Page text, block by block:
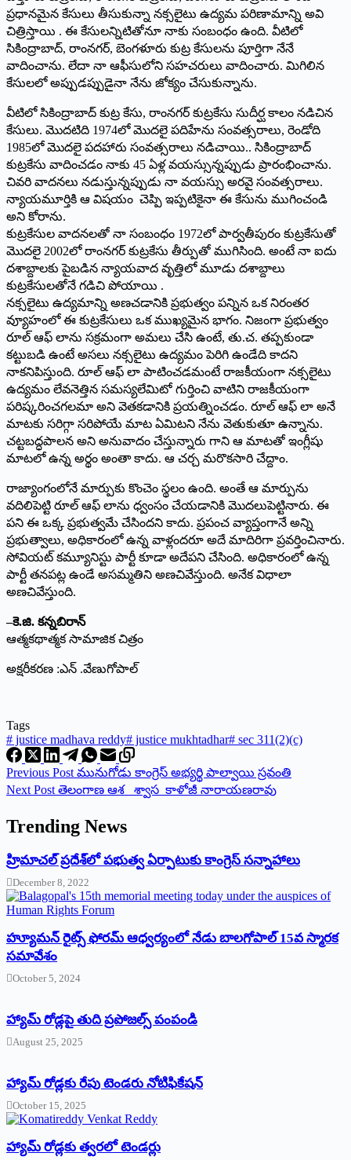
ప్రధానమైన కేసులు తీసుకున్నా నక్సలైటు ఉద్యమ పరిణామాన్ని అవి
చిత్రిస్తాయి ­. ఈ కేసులన్నిటితోనూ నాకు సంబంధం ఉంది. వీటిలో
సికింద్రాబాద్‌, రాంనగర్‌, బెంగళూరు కుట్ర కేసులను పూర్తిగా నేనే
వాదించాను. లేదా నా ఆఫీసులోని సహచరులు వాదించారు. మిగిలిన
కేసులలో అప్పుడప్పుడైనా నేను జోక్యం చేసుకున్నాను.
వీటిలో సికింద్రాబాద్‌ కుట్ర కేసు, రాంనగర్‌ కుట్రకేసు సుదీర్ఘ కాలం నడిచిన
కేసులు. మొ­దటిది 1974లో మొ­దలై పదిహేను సంవత్సరాలు, రెండోది
1985లో మొ­దలై పదహారు సంవత్సరాలు నడిచాయి.­. సికింద్రాబాద్‌
కుట్రకేసు వాదించడం నాకు 45 ఏళ్ల వయస్సున్నప్పుడు ప్రారంభించాను.
చివరి వాదనలు నడుస్తున్నప్పుడు నా వయస్సు అరవై సంవత్సరాలు.
న్యాయమూర్తికి ఆ విషయం చెప్పి ఇప్పటికైనా ఈ కేసును ముగించండి
అని కోరాను.
కుట్రకేసుల వాదనలతో నా సంబంధం 1972లో పార్వతీపురం కుట్రకేసుతో
మొదలై 2002లో రాంనగర్‌ కుట్రకేసు తీర్పుతో ము­గిసింది. అంటే నా ఐదు
దశాబ్దాలకు పైబడిన న్యాయవాద వృత్తిలో మూడు దశాబ్దాలు
కుట్రకేసులతోనే గడిచి పోయాయి ­.
నక్సలైటు ఉద్యమాన్ని అణచడానికి ప్రభుత్వం పన్నిన ఒక నిరంతర
వ్యూహంలో ఈ కుట్రకేసులు ఒక ము­ఖ్యమైన భాగం. నిజంగా ప్రభుత్వం
రూల్‌ ఆఫ్‌ లాను సక్రమంగా అమలు చేసి ఉంటే, తు.చ. తప్పకుండా
కట్టుబడి ఉంటే అసలు నక్సలైటు ఉద్యమం పెరిగి ఉండేది కాదని
నాకనిపిస్తుంది. రూల్‌ ఆఫ్‌ లా పాటించడమంటే రాజకీయంగా నక్సలైటు
ఉద్యమం లేవనెత్తిన సమస్యలేమిటో గుర్తించి వాటిని రాజకీయంగా
పరిష్కరించగలమా అని వెతకడానికి ప్రయత్నించడం. రూల్‌ ఆఫ్‌ లా అనే
మాటకు సరిగ్గా సరిపోయే మాట ఏమిటని నేను వెతుకుతూ ఉన్నాను.
చట్టబద్ధపాలన అని అనువాదం చేస్తున్నారు గాని ఆ మాటతో ఇంగ్లీషు
మాటలో ఉన్న అర్థం అంతా కాదు. ఆ చర్చ మరొకసారి చేద్దాం.
రాజ్యాంగంలోనే మార్పుకు కొంచెం స్థలం ఉంది. అం­తే ఆ మార్పును
వదిలిపెట్టి రూల్‌ ఆఫ్‌ లాను ధ్వంసం చేయడానికి మొ­దలుపెట్టినారు. ఈ
పని ఈ ఒక్క ప్రభుత్వమే చేసిందని కాదు. ప్రపంచ వ్యాప్తంగానే అన్ని
ప్రభుత్వాలు, అధికారంలో ఉన్న వాళ్లందరూ అదే మాదిరిగా ప్రవర్తించినారు.
సోవియట్‌ కమ్యూనిస్టు పార్టీ కూడా అదేపని చేసింది. అధికారంలో ఉన్న
పార్టీ తనపట్ల ఉండే అసమ్మతిని అణచివేస్తుంది. అనేక విధాలా
అణచివేస్తుంది.
–కె.జి. కన్నబిరాన్
ఆత్మకథాత్మక సామాజిక చిత్రం
అక్షరీకరణ :ఎన్ .వేణుగోపాల్
Tags
# justice madhava reddy# justice mukhtadhar# sec 311(2)(c)
Previous Post మునుగోడు కాంగ్రెస్‌ అభ్యర్థి పాల్వాయి స్రవంతి
Next Post తెలంగాణ ఆశ _శ్వాస కాళోజీ నారాయణరావు
Trending News
‌హ్రిమాచల్‌ ‌ప్రదేశ్‌లో పభుత్వ ఏర్పాటుకు కాంగ్రెస్‌ ‌సన్నాహాలు
December 8, 2022
హ్యూమన్‌ రైట్స్‌ ఫోరమ్‌ ఆధ్వర్యంలో నేడు బాలగోపాల్‌ 15వ స్మారక
సమావేశం
October 5, 2024
హ్యామ్‌ రోడ్లపై తుది ప్రపోజల్స్‌ పంపండి
August 25, 2025
హ్యామ్‌ రోడ్లకు రేపు టెండరు నోటిఫికేషన్‌
October 15, 2025
హ్యామ్‌ రోడ్లకు త్వరలో టెండర్లు